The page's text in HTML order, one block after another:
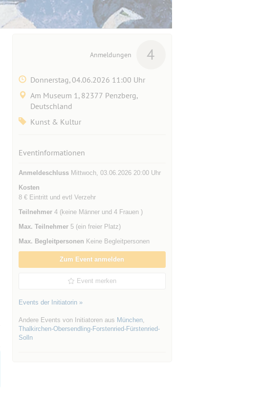
Anmeldungen 4
Donnerstag, 04.06.2026 11:00 Uhr
Am Museum 1, 82377 Penzberg,
Deutschland
Kunst & Kultur
Eventinformationen
AnmeldeschlussMittwoch, 03.06.2026 20:00 Uhr
Kosten
8 € Eintritt und evtl Verzehr
Teilnehmer4 (keine Männer und 4 Frauen )
Max. Teilnehmer5 (ein freier Platz)
Max. Begleitpersonen Keine Begleitpersonen
Zum Event anmelden
Event merken
Events der Initiatorin »
Andere Events von Initiatoren aus München,
Thalkirchen-Obersendling-Forstenried-Fürstenried-
Solln